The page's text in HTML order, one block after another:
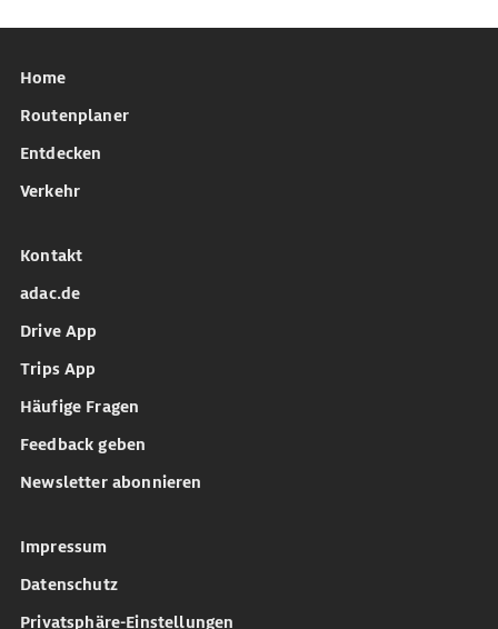
Home
Routenplaner
Entdecken
Verkehr
Kontakt
adac.de
Drive App
Trips App
Häufige Fragen
Feedback geben
Newsletter abonnieren
Impressum
Datenschutz
Privatsphäre-Einstellungen